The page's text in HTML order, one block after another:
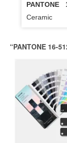
PANTONE
Ceramic
“PANTONE 16-